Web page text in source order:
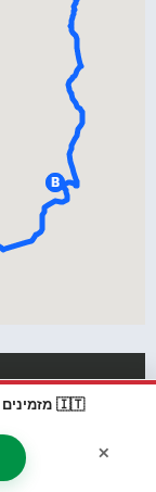
🇮🇹 מזמינים דרך Booking? קבלו
×